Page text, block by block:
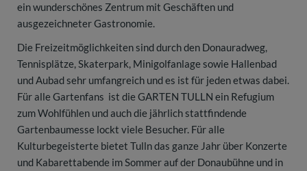
ein wunderschönes Zentrum mit Geschäften und
ausgezeichneter Gastronomie.
Die Freizeitmöglichkeiten sind durch den Donauradweg,
Tennisplätze, Skaterpark, Minigolfanlage sowie Hallenbad
und Aubad sehr umfangreich und es ist für jeden etwas dabei.
Für alle Gartenfans ist die GARTEN TULLN ein Refugium
zum Wohlfühlen und auch die jährlich stattfindende
Gartenbaumesse lockt viele Besucher. Für alle
Kulturbegeisterte bietet Tulln das ganze Jahr über Konzerte
und Kabarettabende im Sommer auf der Donaubühne und in